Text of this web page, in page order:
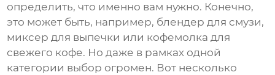
определить, что именно вам нужно. Конечно,
это может быть, например, блендер для смузи,
миксер для выпечки или кофемолка для
свежего кофе. Но даже в рамках одной
категории выбор огромен. Вот несколько